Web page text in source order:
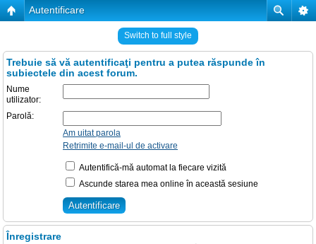
Autentificare
Switch to full style
Trebuie să vă autentificaţi pentru a putea răspunde în
subiectele din acest forum.
Nume
utilizator:
Parolă:
Am uitat parola
Retrimite e-mail-ul de activare
Autentifică-mă automat la fiecare vizită
Ascunde starea mea online în această sesiune
Înregistrare